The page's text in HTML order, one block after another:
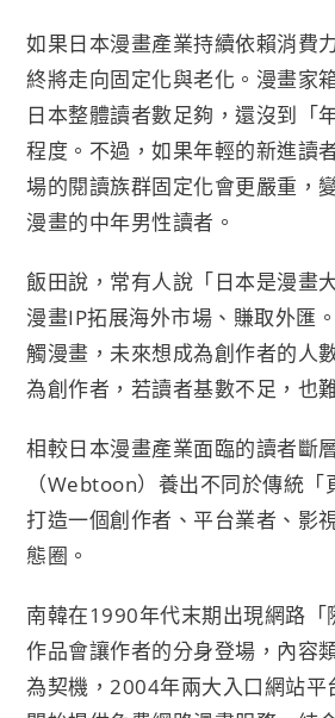
如果日本漫畫產業持續依賴消費
終將走向固定化與老化。漫畫家
日本整體讀者數足夠，還沒到「
程度。不過，如果年輕的新進讀
場的閱讀族群固定化會更嚴重，
漫畫的中年男性讀者。
飯田說，常有人說「日本是漫畫
漫畫IP拓展海外市場、賺取外匯
觸漫畫，未來想成為創作者的人
為創作者，若讀者基數不足，也
相較日本漫畫產業面臨的讀者斷
（Webtoon）養出不同於傳統「
打造一個創作者、平台業者、影
態圈。
南韓在1990年代末期出現網路「
作品會讓作者的分身登場，內容
為契機，2004年兩大入口網站平